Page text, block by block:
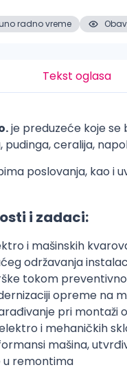
radno vreme
Tekst oglasa
je preduzeće koje se
pudinga, ceralija,
poslovanja, kao i
i zadaci:
i mašinskih
održavanja
tokom
opreme na
pri montaži
i mehaničkih
mašina,
u remontima